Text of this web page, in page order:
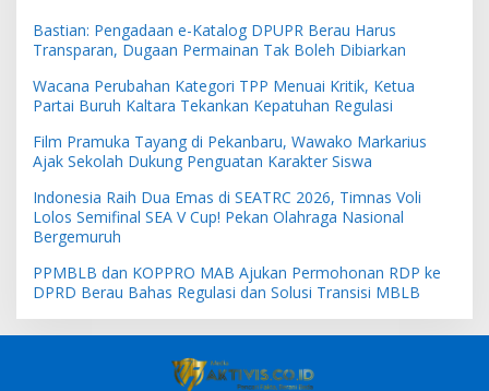
Bastian: Pengadaan e-Katalog DPUPR Berau Harus
Transparan, Dugaan Permainan Tak Boleh Dibiarkan
Wacana Perubahan Kategori TPP Menuai Kritik, Ketua
Partai Buruh Kaltara Tekankan Kepatuhan Regulasi
Film Pramuka Tayang di Pekanbaru, Wawako Markarius
Ajak Sekolah Dukung Penguatan Karakter Siswa
Indonesia Raih Dua Emas di SEATRC 2026, Timnas Voli
Lolos Semifinal SEA V Cup! Pekan Olahraga Nasional
Bergemuruh
PPMBLB dan KOPPRO MAB Ajukan Permohonan RDP ke
DPRD Berau Bahas Regulasi dan Solusi Transisi MBLB